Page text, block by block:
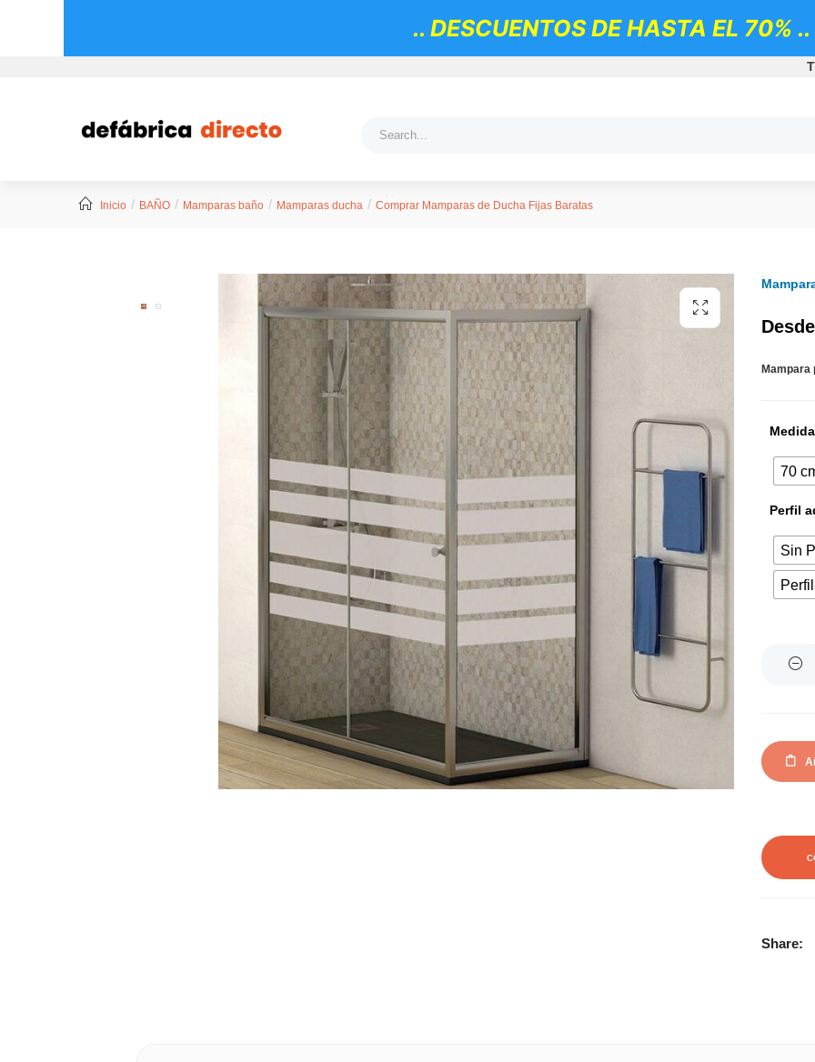
.. DESCUENTOS DE HASTA EL 70% ..
Inicio BAÑO Mamparas baño Mamparas ducha Comprar Mamparas de Ducha Fijas Baratas
Desde
Mampara
70
Perfil
Sin
Quantity
Share: